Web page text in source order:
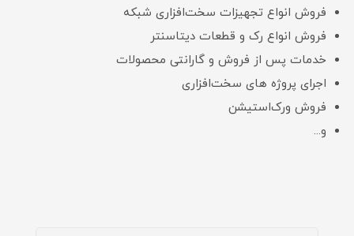
فروش انواع تجهیزات سخت‌افزاری شبکه
فروش انواع رک و قطعات دیتاسنتر
خدمات پس از فروش و گارانتی محصولات
اجرای پروژه های سخت‌افزاری
فروش ورک‌استیشن
و...